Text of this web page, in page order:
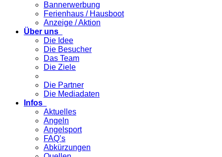
Bannerwerbung
Ferienhaus / Hausboot
Anzeige / Aktion
Über uns
Die Idee
Die Besucher
Das Team
Die Ziele
Die Partner
Die Mediadaten
Infos
Aktuelles
Angeln
Angelsport
FAQ’s
Abkürzungen